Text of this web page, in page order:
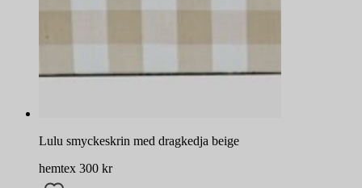
Lulu smyckeskrin med dragkedja beige
hemtex 300 kr